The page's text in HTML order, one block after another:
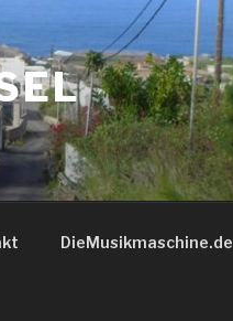
DieMusikmaschine.de